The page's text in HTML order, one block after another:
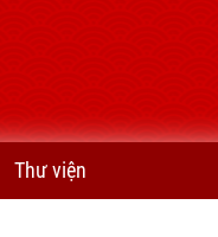
Thư viện